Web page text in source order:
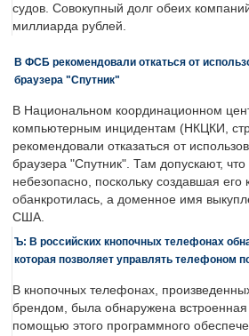
судов. Совокупный долг обеих
миллиарда рублей.
В ФСБ рекомендовали откаться от
браузера "Спутник"
В Национальном координационном
компьютерным инцидентам (НКЦКИ,
рекомендовали отказаться от
браузера "Спутник". Там допускают,
небезопасно, поскольку создавшая его
обанкротилась, а доменное имя
США.
Ъ: В российских кнопочных телефонах
которая позволяет управлять телефоном
В кнопочных телефонах,
брендом, была обнаружена встроенная
помощью этого программного